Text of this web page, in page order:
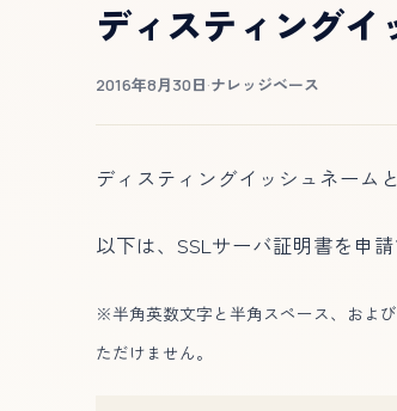
ディスティングイ
2016年8月30日·ナレッジベース
ディスティングイッシュネーム
以下は、SSLサーバ証明書を申
※半角英数文字と半角スペース、およ
ただけません。